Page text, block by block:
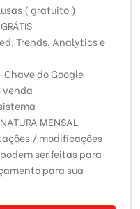
( gratuito )
Trends, Analytics e
do Google
venda
MENSAL
/ modificações
ser feitas para
para sua